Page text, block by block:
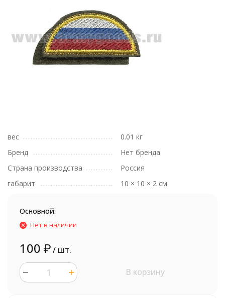
вес
0.01 кг
Бренд
Нет бренда
Страна производства
Россия
габарит
10 × 10 × 2 см
Основной:
Нет в наличии
100 ₽/ шт.
В корзину